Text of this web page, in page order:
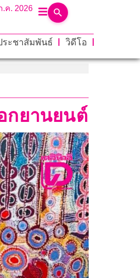
.ค. 2026
ระชาสัมพันธ์
วิดีโอ
กยานยนต์